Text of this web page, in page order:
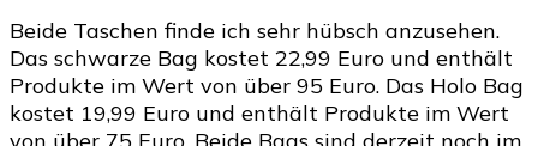
Beide Taschen finde ich sehr hübsch anzusehen.
Das schwarze Bag kostet 22,99 Euro und enthält
Produkte im Wert von über 95 Euro. Das Holo Bag
kostet 19,99 Euro und enthält Produkte im Wert
von über 75 Euro. Beide Bags sind derzeit noch im